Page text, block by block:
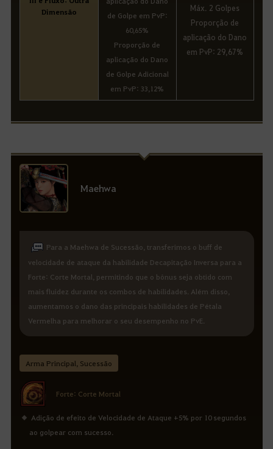
Dimensão
de Golpe em PvP:
60,65%
Proporção de
aplicação do Dano
de Golpe Adicional
em PvP: 33,12%
Máx. 2 Golpes
Proporção de
aplicação do Dano
em PvP: 29,67%
Maehwa
Para a Maehwa de Sucessão, transferimos o buff de
velocidade de ataque da habilidade Decapitação Inversa para a
Forte: Corte Mortal, permitindo que o bônus seja obtido com
mais fluidez durante os combos de habilidades. Além disso,
aumentamos o dano das principais habilidades de Pétala
Vermelha para melhorar o seu desempenho no PvE.
Arma Principal, Sucessão
Forte: Corte Mortal
Adição de efeito de Velocidade de Ataque +5% por 10 segundos
ao golpear com sucesso.